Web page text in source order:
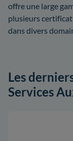
offre une large
plusieurs
dans divers
Les
Services